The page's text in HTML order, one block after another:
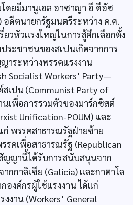
ดยมีมานูเอล อาซาญา อี ดีอัซ
อดีตนายกรัฐมนตรีระหว่าง ค.ศ.
หัวแรงใหญ่ในการสู้ศึกเลือกตั้ง
ะชาชนของสเปนเกิดจากการ
าระหว่างพรรคแรงงาน
Socialist Workers’ Party—
สเปน (Communist Party of
นเพื่อการรวมตัวของมาร์กซิสต์
Unification-POUM) และ
พรรคสาธารณรัฐฝ่ายซ้าย
รคเพื่อสาธารณรัฐ (Republican
ญญานี้ได้รับการสนับสนุนจาก
กกาลิเซีย (Galicia) และกาตาโล
องค์กรผู้ใช้แรงงาน ได้แก่
าน (Workers’ General